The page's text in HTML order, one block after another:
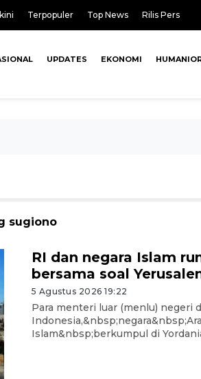
Terpopuler Top News Rilis Pers
UPDATES EKONOMI
sugiono
RI dan negara Islam
bersama soal
5 Agustus 2026 19:22
Para menteri luar (menlu) negeri
Islam&nbsp;berkumpul di